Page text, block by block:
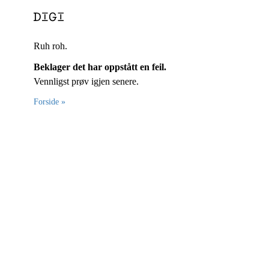
Ruh roh.
Beklager det har oppstått en feil.
Vennligst prøv igjen senere.
Forside »